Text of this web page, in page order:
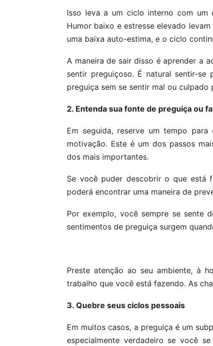
Isso leva a um ciclo interno com um
Humor baixo e estresse elevado
uma baixa auto-estima, e o ciclo
A maneira de sair disso é aprender a
sentir preguiçoso. É natural sentir-se
preguiça sem se sentir mal ou culpado
2. Entenda sua fonte de preguiça ou
Em seguida, reserve um tempo
motivação. Este é um dos passos
dos mais importantes.
Se você puder descobrir o que está
poderá encontrar uma maneira de
Por exemplo, você sempre se sente
sentimentos de preguiça surgem
Preste atenção ao seu ambiente, à
trabalho que você está fazendo. As
3. Quebre seus ciclos pessoais
Em muitos casos, a preguiça é um
especialmente verdadeiro se você